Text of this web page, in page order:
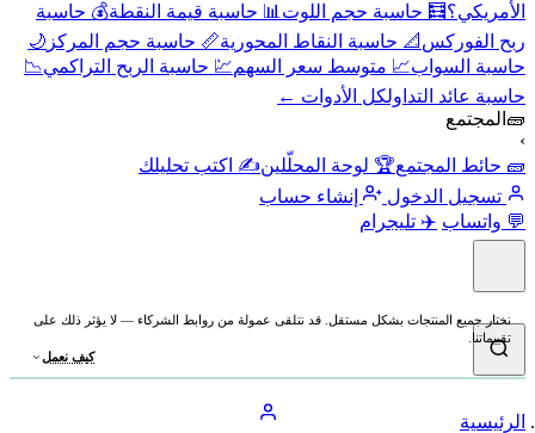
الأمريكي؟🧮 حاسبة حجم اللوت 📊 حاسبة قيمة النقطة💰 حاسبة
ربح الفوركس 📐 حاسبة النقاط المحورية📏 حاسبة حجم المركز 🌙
حاسبة السواب📈 متوسط سعر السهم💹 حاسبة الربح التراكمي📉
حاسبة عائد التداولكل الأدوات ←
🧱 المجتمع
›
🧱 حائط المجتمع🏆 لوحة المحلّلين✍️ اكتب تحليلك
تسجيل الدخول
إنشاء حساب
💬 واتساب ✈️ تليجرام
نختار جميع المنتجات بشكل مستقل. قد نتلقى عمولة من روابط الشركاء — لا يؤثر ذلك على
تقييماتنا.
كيف نعمل
الرئيسية